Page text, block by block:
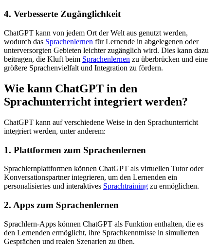
4. Verbesserte Zugänglichkeit
ChatGPT kann von jedem Ort der Welt aus genutzt werden,
wodurch das Sprachenlernen für Lernende in abgelegenen oder
unterversorgten Gebieten leichter zugänglich wird. Dies kann dazu
beitragen, die Kluft beim Sprachenlernen zu überbrücken und eine
größere Sprachenvielfalt und Integration zu fördern.
Wie kann ChatGPT in den
Sprachunterricht integriert werden?
ChatGPT kann auf verschiedene Weise in den Sprachunterricht
integriert werden, unter anderem:
1. Plattformen zum Sprachenlernen
Sprachlernplattformen können ChatGPT als virtuellen Tutor oder
Konversationspartner integrieren, um den Lernenden ein
personalisiertes und interaktives Sprachtraining zu ermöglichen.
2. Apps zum Sprachenlernen
Sprachlern-Apps können ChatGPT als Funktion enthalten, die es
den Lernenden ermöglicht, ihre Sprachkenntnisse in simulierten
Gesprächen und realen Szenarien zu üben.